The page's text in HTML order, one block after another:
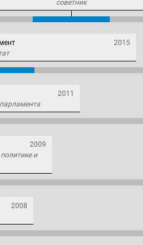
советник
2015
2011
2009
и
2008